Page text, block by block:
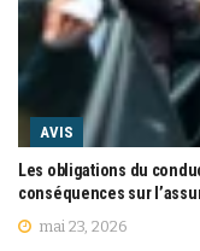
AVIS
Les obligations du
conséquences sur
mai 23, 2026